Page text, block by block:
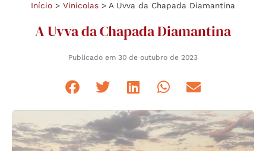
Início > Vinícolas > A Uvva da Chapada Diamantina
A Uvva da Chapada Diamantina
Publicado em 30 de outubro de 2023